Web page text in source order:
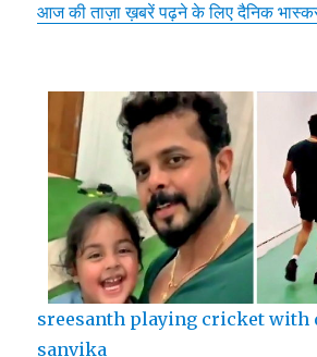
आज की ताज़ा ख़बरें पढ़ने के लिए दैनिक
sreesanth playing cricket with
sanvika